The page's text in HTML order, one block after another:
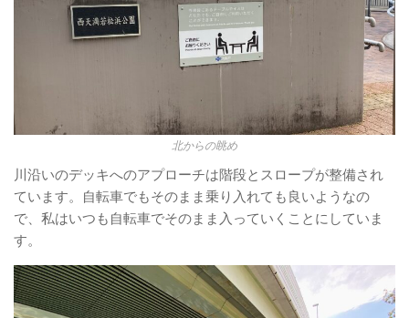
北からの眺め
川沿いのデッキへのアプローチは階段とスロープが整備され
ています。自転車でもそのまま乗り入れても良いようなの
で、私はいつも自転車でそのまま入っていくことにしていま
す。